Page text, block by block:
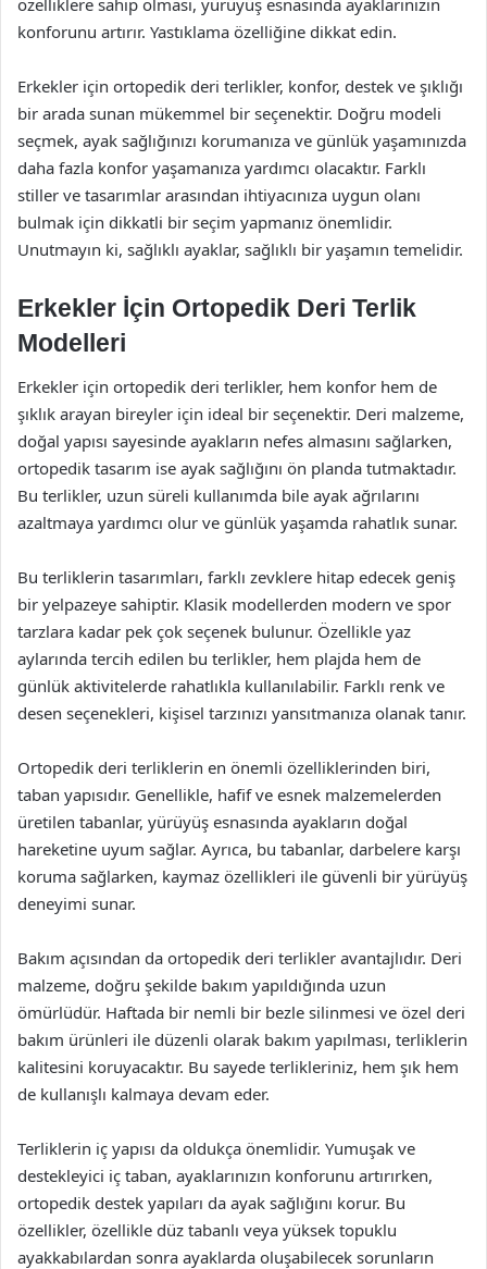
özelliklere sahip olması, yürüyüş esnasında ayaklarınızın
konforunu artırır. Yastıklama özelliğine dikkat edin.
Erkekler için ortopedik deri terlikler, konfor, destek ve şıklığı
bir arada sunan mükemmel bir seçenektir. Doğru modeli
seçmek, ayak sağlığınızı korumanıza ve günlük yaşamınızda
daha fazla konfor yaşamanıza yardımcı olacaktır. Farklı
stiller ve tasarımlar arasından ihtiyacınıza uygun olanı
bulmak için dikkatli bir seçim yapmanız önemlidir.
Unutmayın ki, sağlıklı ayaklar, sağlıklı bir yaşamın temelidir.
Erkekler İçin Ortopedik Deri Terlik
Modelleri
Erkekler için ortopedik deri terlikler, hem konfor hem de
şıklık arayan bireyler için ideal bir seçenektir. Deri malzeme,
doğal yapısı sayesinde ayakların nefes almasını sağlarken,
ortopedik tasarım ise ayak sağlığını ön planda tutmaktadır.
Bu terlikler, uzun süreli kullanımda bile ayak ağrılarını
azaltmaya yardımcı olur ve günlük yaşamda rahatlık sunar.
Bu terliklerin tasarımları, farklı zevklere hitap edecek geniş
bir yelpazeye sahiptir. Klasik modellerden modern ve spor
tarzlara kadar pek çok seçenek bulunur. Özellikle yaz
aylarında tercih edilen bu terlikler, hem plajda hem de
günlük aktivitelerde rahatlıkla kullanılabilir. Farklı renk ve
desen seçenekleri, kişisel tarzınızı yansıtmanıza olanak tanır.
Ortopedik deri terliklerin en önemli özelliklerinden biri,
taban yapısıdır. Genellikle, hafif ve esnek malzemelerden
üretilen tabanlar, yürüyüş esnasında ayakların doğal
hareketine uyum sağlar. Ayrıca, bu tabanlar, darbelere karşı
koruma sağlarken, kaymaz özellikleri ile güvenli bir yürüyüş
deneyimi sunar.
Bakım açısından da ortopedik deri terlikler avantajlıdır. Deri
malzeme, doğru şekilde bakım yapıldığında uzun
ömürlüdür. Haftada bir nemli bir bezle silinmesi ve özel deri
bakım ürünleri ile düzenli olarak bakım yapılması, terliklerin
kalitesini koruyacaktır. Bu sayede terlikleriniz, hem şık hem
de kullanışlı kalmaya devam eder.
Terliklerin iç yapısı da oldukça önemlidir. Yumuşak ve
destekleyici iç taban, ayaklarınızın konforunu artırırken,
ortopedik destek yapıları da ayak sağlığını korur. Bu
özellikler, özellikle düz tabanlı veya yüksek topuklu
ayakkabılardan sonra ayaklarda oluşabilecek sorunların